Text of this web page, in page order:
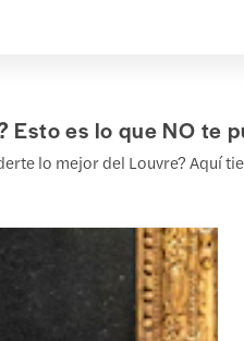
Esto es lo que NO te
lo mejor del Louvre? Aquí